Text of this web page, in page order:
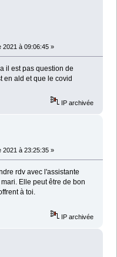
2021 à 09:06:45 »
il est pas question de
en ald et que le covid
IP archivée
2021 à 23:25:35 »
rdv avec l'assistante
Elle peut être de bon
à toi.
IP archivée